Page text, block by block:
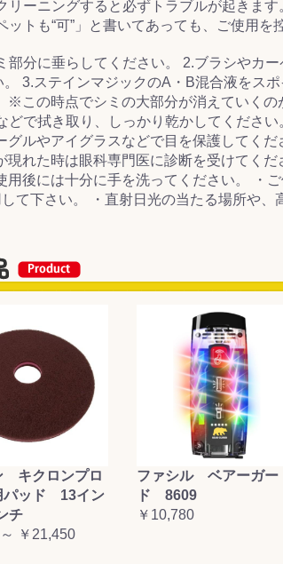
ーニングすると必ずトラブルが起きます
トも“可”」と書いてあっても、ご使用を
部分に垂らしてください。 2.ブラシやカ
3.ステインマジックのA・B混合液をス
※この時点でシミの大部分が消えていくの
どで拭き取り、しっかり乾かしてくださ
グルやアイグラスなどで目を保護してく
れた時は眼科専門医に診断を受けてく
後には十分に手を洗ってください。 ・
て下さい。 ・直射日光の当たる場所や、
キクロンプロ
パッド 13イン
チ
￥21,450
ファシル ベアーガー
ド 8609
￥10,780